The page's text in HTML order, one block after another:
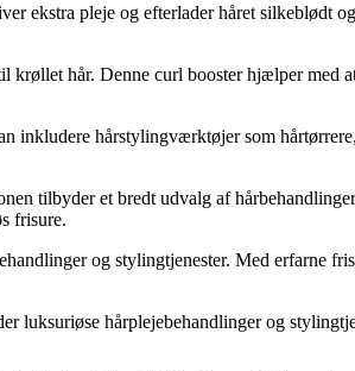
ekstra pleje og efterlader håret silkeblødt
hår. Denne curl booster hjælper med
hårstylingværktøjer som
tilbyder et bredt udvalg af
frisure.
og stylingtjenester. Med erfarne
luksuriøse hårplejebehandlinger og